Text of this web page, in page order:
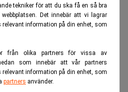
tekniker för att du ska få en så bra
Det innebär att vi lagrar
information på din enhet, som
från olika partners för vissa av
som innebär att vår partners
information på din enhet, som
partners använder.
som dessutom arbetat som
oljebolag, CNOOC, är CSFB:s
får namnet China
kunskap inom finans och
Mr Qiu och hans team har